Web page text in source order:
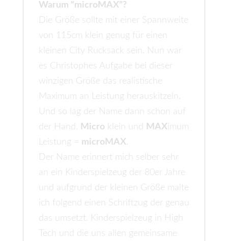
Warum “microMAX”?
Die Größe sollte mit einer Spannweite
von 115cm klein genug für einen
kleinen City Rucksack sein. Nun war
es Christophes Aufgabe bei dieser
winzigen Größe das realistische
Maximum an Leistung herauskitzeln.
Und so lag der Name dann schon auf
der Hand. Micro klein und MAX imum
Leistung = microMAX.
Der Name erinnert mich selber sehr
an ein Kinderspielzeug der 80er Jahre
und aufgrund der kleinen Größe malte
ich folgend einen Schriftzug der genau
das umsetzt. Kinderspielzeug in High
Tech und die uns allen gemeinsame